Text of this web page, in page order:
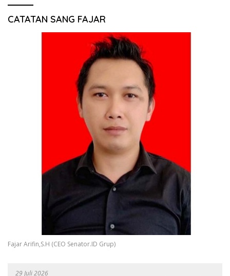
CATATAN SANG FAJAR
Fajar Arifin,S.H (CEO Senator.ID Grup)
29 Juli 2026